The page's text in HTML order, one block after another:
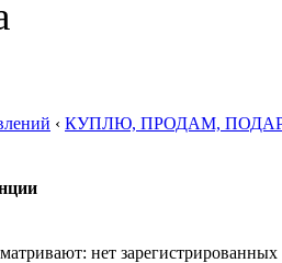
‹ КУПЛЮ, ПРОДАМ,
нет зарегистрированных